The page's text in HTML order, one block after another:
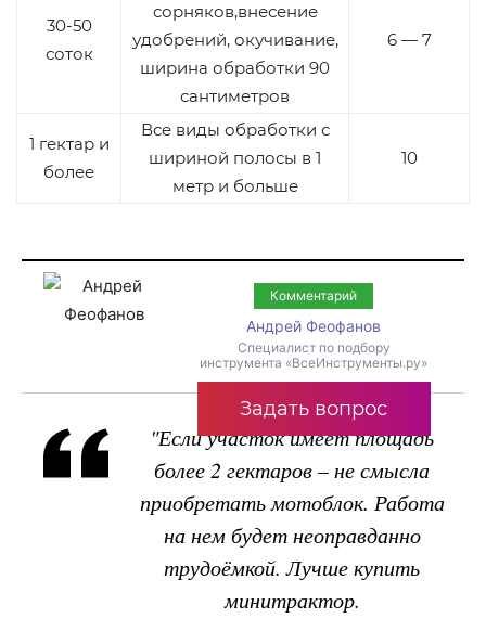
30-50
соток
сорняков,внесение
удобрений, окучивание,
ширина обработки 90
сантиметров
6 — 7
1 гектар и
более
Все виды обработки с
шириной полосы в 1
метр и больше
10
Комментарий
Андрей Феофанов
Специалист по подбору
инструмента «ВсеИнструменты.ру»
Задать вопрос
"Если участок имеет площадь
более 2 гектаров – не смысла
приобретать мотоблок. Работа
на нем будет неоправданно
трудоёмкой. Лучше купить
минитрактор.